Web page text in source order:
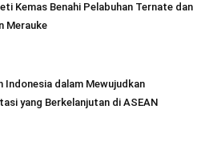
Kemas Benahi Pelabuhan Ternate dan
Merauke
Indonesia dalam Mewujudkan
yang Berkelanjutan di ASEAN